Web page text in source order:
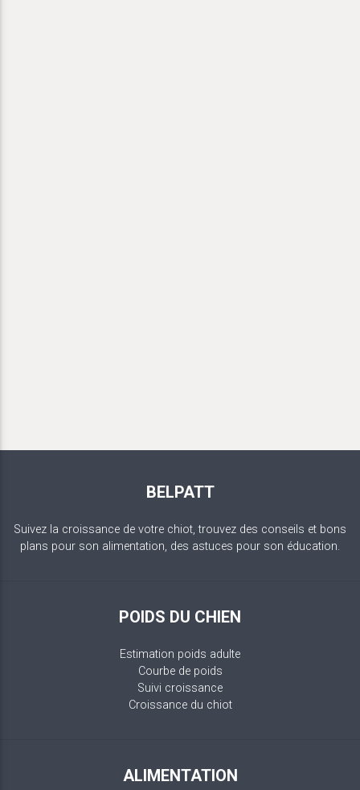
BELPATT
Suivez la croissance de votre chiot, trouvez des conseils et bons
plans pour son alimentation, des astuces pour son éducation.
POIDS DU CHIEN
Estimation poids adulte
Courbe de poids
Suivi croissance
Croissance du chiot
ALIMENTATION